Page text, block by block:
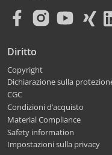
Diritto
Copyright
Dichiarazione sulla
CGC
Condizioni d’acquisto
Material Compliance
Safety information
Impostazioni sulla privacy